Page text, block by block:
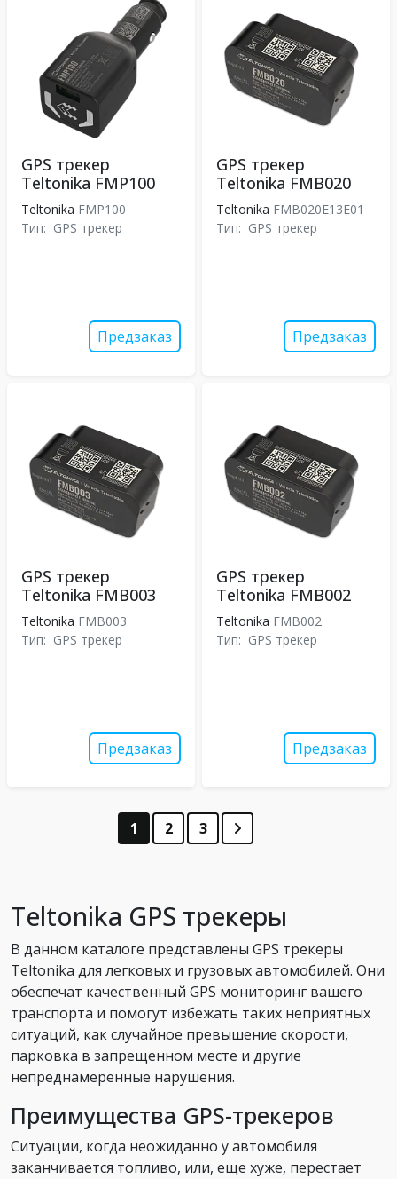
GPS трекер
Teltonika FMP100
Teltonika FMP100
Тип: GPS трекер
Предзаказ
GPS трекер
Teltonika FMB020
Teltonika FMB020E13E01
Тип: GPS трекер
Предзаказ
GPS трекер
Teltonika FMB003
Teltonika FMB003
Тип: GPS трекер
Предзаказ
GPS трекер
Teltonika FMB002
Teltonika FMB002
Тип: GPS трекер
Предзаказ
1 2 3
Teltonika GPS трекеры
В данном каталоге представлены GPS трекеры
Teltonika для легковых и грузовых автомобилей. Они
обеспечат качественный GPS мониторинг вашего
транспорта и помогут избежать таких неприятных
ситуаций, как случайное превышение скорости,
парковка в запрещенном месте и другие
непреднамеренные нарушения.
Преимущества GPS-трекеров
Ситуации, когда неожиданно у автомобиля
заканчивается топливо, или, еще хуже, перестает